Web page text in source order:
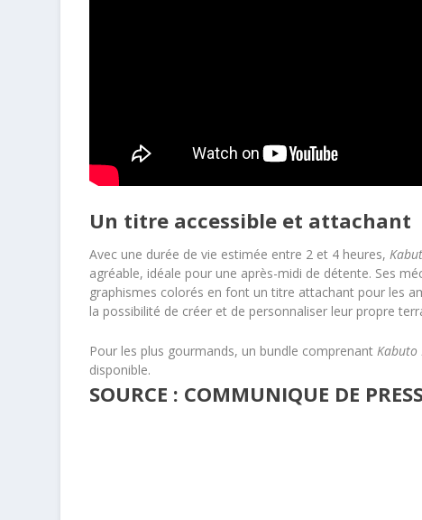
Un titre accessible et attachant
Avec une durée de vie estimée entre 2 et 4 heures,
agréable, idéale pour une après-midi de détente. Ses
graphismes colorés en font un titre attachant pour les
la possibilité de créer et de personnaliser leur propre
Pour les plus gourmands, un bundle comprenant Kabuto
disponible.
SOURCE : COMMUNIQUE DE